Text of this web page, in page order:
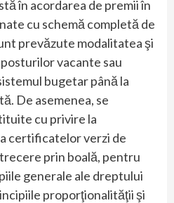
în acordarea de premii în
cu schemă completă de
prevăzute modalitatea şi
vacante sau
bugetar până la
De asemenea, se
cu privire la
certificatelor verzi de
prin boală, pentru
generale ale dreptului
proporţionalităţii şi